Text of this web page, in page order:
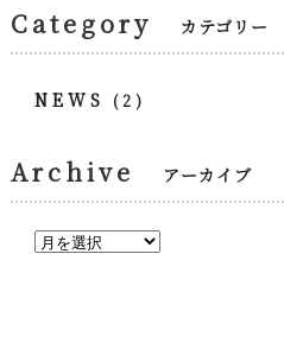
Category カテゴリー
NEWS (2)
Archive アーカイブ